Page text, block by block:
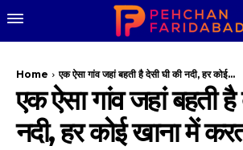
Home एक ऐसा गांव जहां बहती है देसी घी की नदी, हर कोई...
एक ऐसा गांव जहां बहती
नदी, हर कोई खाना में